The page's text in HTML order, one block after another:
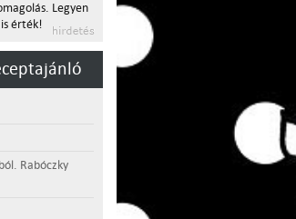
Legyen
érték!
Rabóczky